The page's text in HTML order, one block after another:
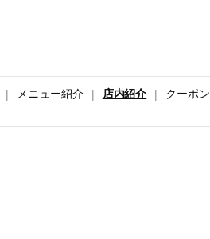
メニュー紹介 店内紹介 クーポン